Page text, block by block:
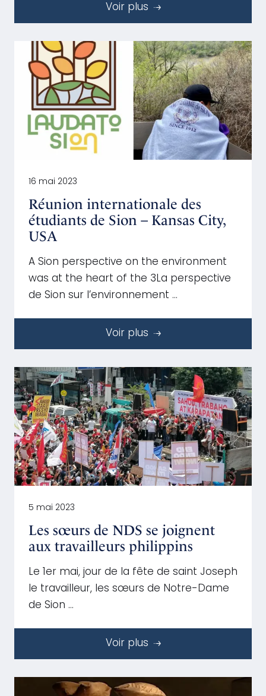
Voir plus
16 mai 2023
Réunion internationale des
étudiants de Sion – Kansas City,
USA
A Sion perspective on the environment
was at the heart of the 3La perspective
de Sion sur l’environnement …
Voir plus
5 mai 2023
Les sœurs de NDS se joignent
aux travailleurs philippins
Le 1er mai, jour de la fête de saint Joseph
le travailleur, les sœurs de Notre-Dame
de Sion …
Voir plus